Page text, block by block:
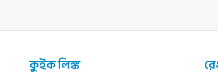
কুইক লিঙ্ক